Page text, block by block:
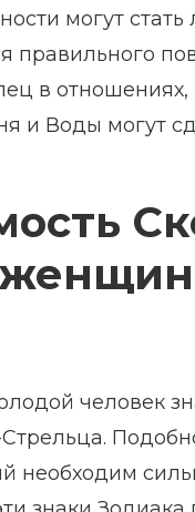
могут
правильного
в
и Воды могут
человек
необходим